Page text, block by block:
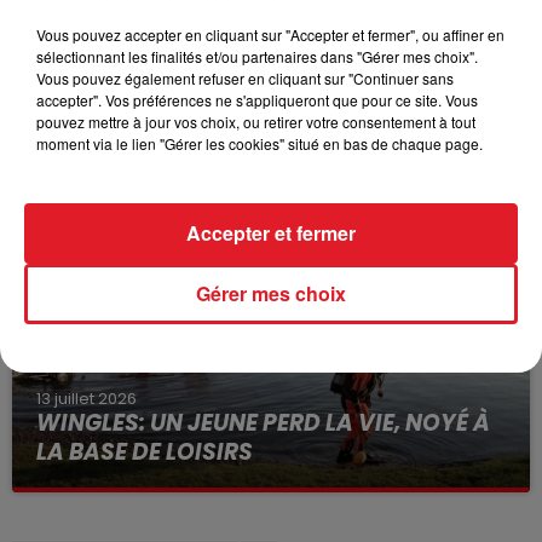
15 juillet 2026
BÉTHUNE: ENQUÊTE POUR HOMICIDE
VOLONTAIRE EN COURS, APRÈS LA...
à des prostituées
13 juillet 2026
WINGLES: UN JEUNE PERD LA VIE, NOYÉ À
LA BASE DE LOISIRS
La victime a coulé à pic
Vous pouvez accepter en cliquant sur "Accepter et fermer", ou affiner en
sélectionnant les finalités et/ou partenaires dans "Gérer mes choix".
Vous pouvez également refuser en cliquant sur "Continuer sans
accepter". Vos préférences ne s'appliqueront que pour ce site. Vous
pouvez mettre à jour vos choix, ou retirer votre consentement à tout
moment via le lien "Gérer les cookies" situé en bas de chaque page.
Gérer mes choix
Accepter et fermer